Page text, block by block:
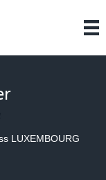
LUXEMBOURG